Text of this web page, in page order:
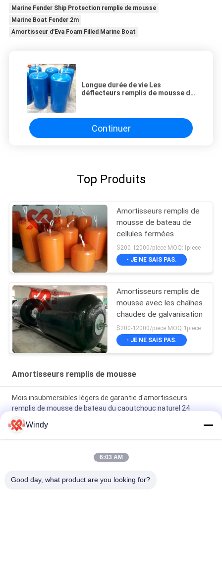
Marine Fender Ship Protection remplie de mousse
Marine Boat Fender 2m
Amortisseur d'Eva Foam Filled Marine Boat
Longue durée de vie Les
déflecteurs remplis de mousse de
Continuer
Top Produits
Amortisseurs remplis de
mousse de bateau de
cellules fermées
$200-12000/piece MOQ:1piece
- JE NE SAIS PAS.
Amortisseurs remplis de
mousse avec les chaînes
chaudes de galvanisation
$200-12000/piece MOQ:1piece
- JE NE SAIS PAS.
Amortisseurs remplis de mousse
Mois insubmersibles légers de garantie d'amortisseurs
remplis de mousse de bateau du caoutchouc naturel 24
L'OIN a délivré un certificat performance insubmersible qui
absorbe l'énergie d'amortisseurs remplis de mousse la haute
longueur remplie de mousse des amortisseurs 3.5m de
Windy
6:03 AM
Good day, what product are you looking for?